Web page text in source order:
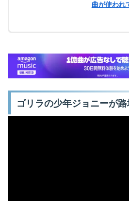
曲が使われ
ゴリラの少年ジョニーが路